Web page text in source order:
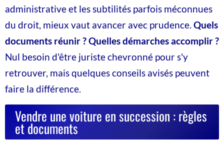
administrative et les subtilités parfois méconnues
du droit, mieux vaut avancer avec prudence. Quels
documents réunir ? Quelles démarches accomplir ?
Nul besoin d'être juriste chevronné pour s'y
retrouver, mais quelques conseils avisés peuvent
faire la différence.
Vendre une voiture en succession : règles
et documents